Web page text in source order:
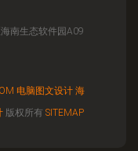
南生态软件园A09
电脑图文设计 海
版权所有 SITEMAP